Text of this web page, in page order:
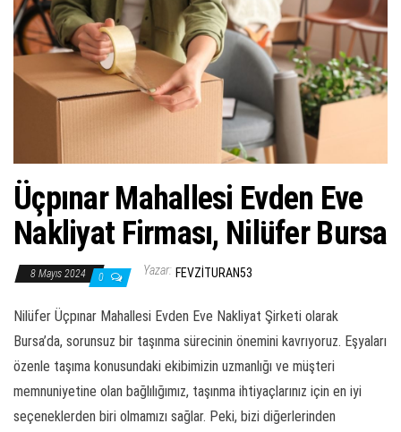
t
i
r
Üçpınar Mahallesi Evden Eve
Nakliyat Firması, Nilüfer Bursa
8 Mayıs 2024 0 Yazar: FEVZITURAN53
Nilüfer Üçpınar Mahallesi Evden Eve Nakliyat Şirketi olarak
Bursa’da, sorunsuz bir taşınma sürecinin önemini kavrıyoruz. Eşyaları
özenle taşıma konusundaki ekibimizin uzmanlığı ve müşteri
memnuniyetine olan bağlılığımız, taşınma ihtiyaçlarınız için en iyi
seçeneklerden biri olmamızı sağlar. Peki, bizi diğerlerinden